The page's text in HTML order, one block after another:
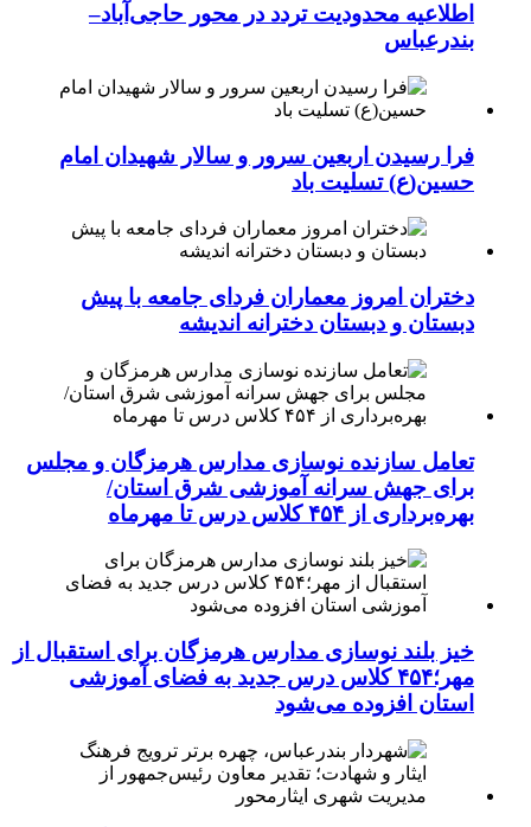
اطلاعیه محدودیت تردد در محور حاجی‌آباد–
بندرعباس
فرا رسیدن اربعین سرور و سالار شهیدان امام
حسین(ع) تسلیت باد
دختران امروز معماران فردای جامعه با پیش
دبستان و دبستان دخترانه اندیشه
تعامل سازنده نوسازی مدارس هرمزگان و مجلس
برای جهش سرانه آموزشی شرق استان/
بهره‌برداری از ۴۵۴ کلاس درس تا مهرماه
خیز بلند نوسازی مدارس هرمزگان برای استقبال از
مهر؛۴۵۴ کلاس درس جدید به فضای آموزشی
استان افزوده می‌شود